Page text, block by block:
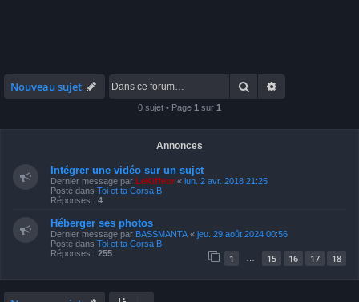
Nouveau sujet Rechercher
0 sujet • Page 1 sur 1
Annonces
Intégrer une vidéo sur un sujet
Dernier message par LeKiffeur « lun. 2 avr. 2018 21:25
Posté dans Toi et ta Corsa B
Réponses : 4
Héberger ses photos
Dernier message par BASSMANTA « jeu. 29 août 2024 00:56
Posté dans Toi et ta Corsa B
Réponses : 255 1 15 16 17 18